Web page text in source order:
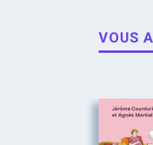
VOUS